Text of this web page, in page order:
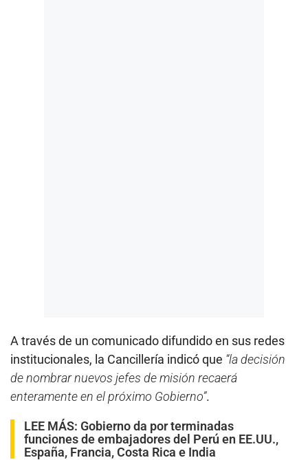
A través de un comunicado difundido en sus redes
institucionales, la Cancillería indicó que “la decisión
de nombrar nuevos jefes de misión recaerá
enteramente en el próximo Gobierno”.
LEE MÁS: Gobierno da por terminadas
funciones de embajadores del Perú en EE.UU.,
España, Francia, Costa Rica e India